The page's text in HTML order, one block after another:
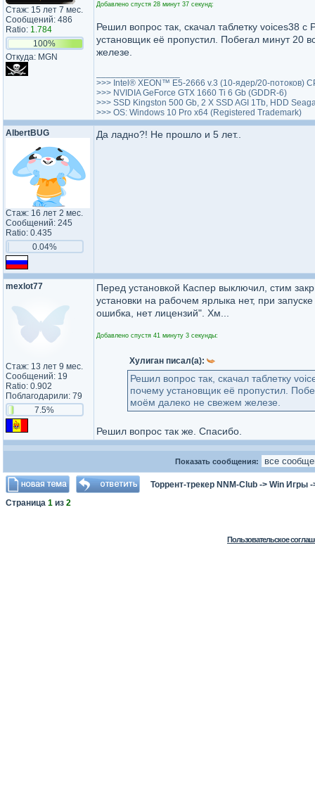
Стаж: 15 лет 7 мес.
Сообщений: 486
Ratio: 1.784
100%
Откуда: MGN
Добавлено спустя 28 минут 37 секунд:
Решил вопрос так, скачал таблетку voices38
установщик её пропустил. Побегал минут
железе.
>>> Intel® XEON™ E5-2666 v.3 (10-ядер/20-потоков)
>>> NVIDIA GeForce GTX 1660 Ti 6 Gb (GDDR-6)
>>> SSD Kingston 500 Gb, 2 Х SSD AGI 1Tb, HDD
>>> OS: Windows 10 Pro х64 (Registered Trademark)
AlbertBUG
Стаж: 16 лет 2 мес.
Сообщений: 245
Ratio: 0.435
0.04%
Да ладно?! Не прошло и 5 лет..
mexlot77
Стаж: 13 лет 9 мес.
Сообщений: 19
Ratio: 0.902
Поблагодарили: 79
7.5%
Перед установкой Каспер выключил, стим
установки на рабочем ярлыка нет, при
ошибка, нет лицензий". Хм...
Добавлено спустя 41 минуту 3 секунды:
Xyлиган писал(а):
Решил вопрос так, скачал таблетку
почему установщик её пропустил.
моём далеко не свежем железе.
Решил вопрос так же. Спасибо.
Показать сообщения:
Торрент-трекер NNM-Club -> Win Игры
Страница 1 из 2
Пользовательское